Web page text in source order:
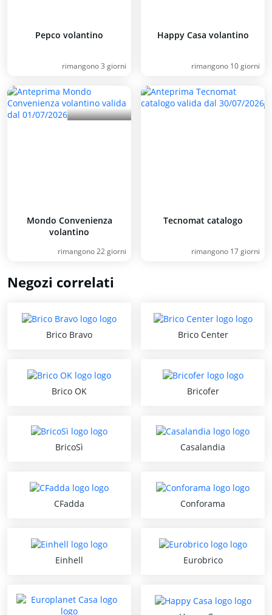
Pepco volantino
rimangono 3 giorni
Happy Casa volantino
rimangono 10 giorni
Mondo Convenienza
volantino
rimangono 22 giorni
Tecnomat catalogo
rimangono 17 giorni
Negozi correlati
Brico Bravo Brico Center
Brico OK Bricofer
BricoSì Casalandia
CFadda Conforama
Einhell Eurobrico